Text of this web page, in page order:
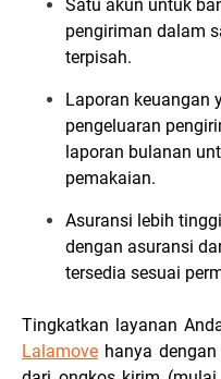
Satu akun untuk
pengiriman dalam
terpisah.
Laporan keuangan
pengeluaran
laporan bulanan
pemakaian.
Asuransi lebih
dengan asuransi
tersedia sesuai
Tingkatkan layanan
Lalamove hanya